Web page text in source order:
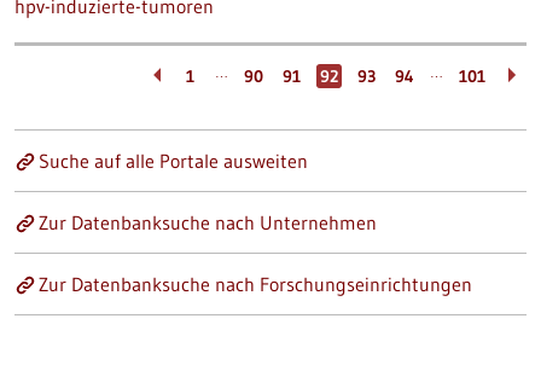
hpv-induzierte-tumoren
1 … 90 91 92 93 94 … 101
Suche auf alle Portale ausweiten
Zur Datenbanksuche nach Unternehmen
Zur Datenbanksuche nach Forschungseinrichtungen